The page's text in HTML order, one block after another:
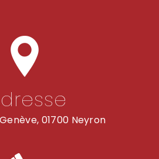
Genève, 01700 Neyron